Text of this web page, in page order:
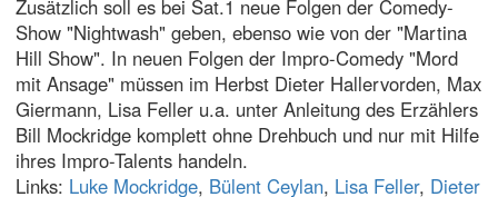
Zusätzlich soll es bei Sat.1 neue Folgen der Comedy-
Show "Nightwash" geben, ebenso wie von der "Martina
Hill Show". In neuen Folgen der Impro-Comedy "Mord
mit Ansage" müssen im Herbst Dieter Hallervorden, Max
Giermann, Lisa Feller u.a. unter Anleitung des Erzählers
Bill Mockridge komplett ohne Drehbuch und nur mit Hilfe
ihres Impro-Talents handeln.
Links: Luke Mockridge, Bülent Ceylan, Lisa Feller, Dieter